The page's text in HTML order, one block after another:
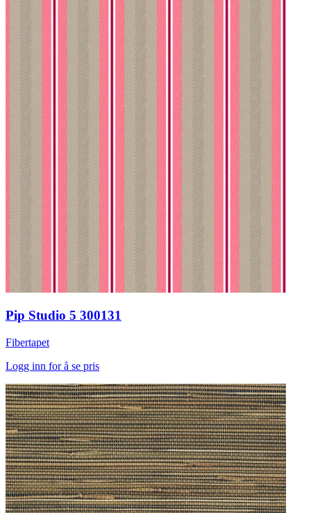
Pip Studio 5 300131
Fibertapet
Logg inn for å se pris